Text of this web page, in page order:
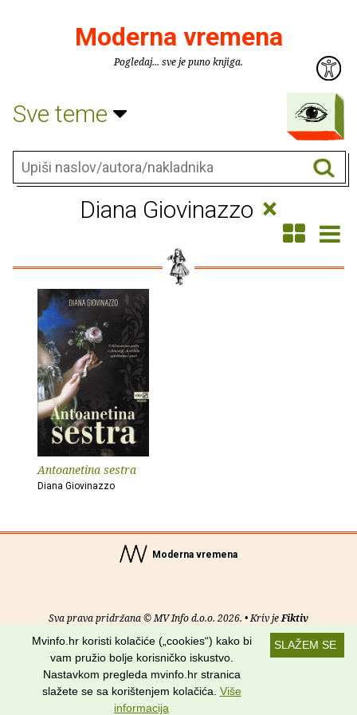
Moderna vremena
Pogledaj... sve je puno knjiga.
Sve teme
Diana Giovinazzo ×
Antoanetina sestra
Diana Giovinazzo
Moderna vremena
Sva prava pridržana © MV Info d.o.o. 2026. • Kriv jeFiktiv
Uvjeti korištenja RSS kanali
Potraži nas na:
SLAŽEM SE
Mvinfo.hr koristi kolačiće („cookies“) kako bi
vam pružio bolje korisničko iskustvo.
Nastavkom pregleda mvinfo.hr stranica
slažete se sa korištenjem kolačića. Više
informacija